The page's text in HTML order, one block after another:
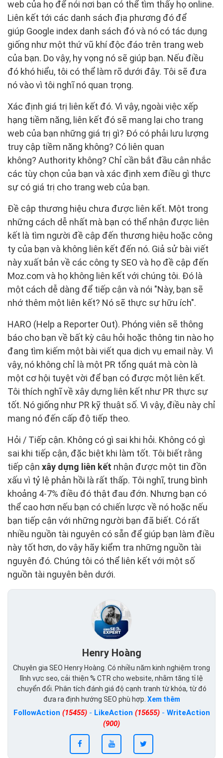
web của họ để nói nơi bạn có thể tìm thấy họ online.
Liên kết tới các danh sách địa phương đó để
giúp Google index danh sách đó và nó có tác dụng
giống như một thứ vũ khí độc đáo trên trang web
của bạn. Do vậy, hy vọng nó sẽ giúp bạn. Nếu điều
đó khó hiểu, tôi có thể làm rõ dưới đây. Tôi sẽ đưa
nó vào vì tôi nghĩ nó quan trọng.
Xác định giá trị liên kết đó. Vì vậy, ngoài việc xếp
hạng tiềm năng, liên kết đó sẽ mang lại cho trang
web của bạn những giá trị gì? Đó có phải lưu lượng
truy cập tiềm năng không? Có liên quan
không? Authority không? Chỉ cần bắt đầu cân nhắc
các tùy chọn của bạn và xác định xem điều gì thực
sự có giá trị cho trang web của bạn.
Đề cập thương hiệu chưa được liên kết. Một trong
những cách dễ nhất mà bạn có thể nhận được liên
kết là tìm người đề cập đến thương hiệu hoặc công
ty của bạn và không liên kết đến nó. Giả sử bài viết
này xuất bản về các công ty SEO và họ đề cập đến
Moz.com và họ không liên kết với chúng tôi. Đó là
một cách dễ dàng để tiếp cận và nói "Này, bạn sẽ
nhớ thêm một liên kết? Nó sẽ thực sự hữu ích".
HARO (Help a Reporter Out). Phóng viên sẽ thông
báo cho bạn về bất kỳ câu hỏi hoặc thông tin nào họ
đang tìm kiếm một bài viết qua dịch vụ email này. Vì
vậy, nó không chỉ là một PR tổng quát mà còn là
một cơ hội tuyệt vời để bạn có được một liên kết.
Tôi thích nghĩ về xây dựng liên kết như PR thực sự
tốt. Nó giống như PR kỹ thuật số. Vì vậy, điều này chỉ
mang nó đến cấp độ tiếp theo.
Hỏi / Tiếp cận. Không có gì sai khi hỏi. Không có gì
sai khi tiếp cận, đặc biệt khi làm tốt. Tôi biết rằng
tiếp cận xây dựng liên kết nhận được một tin đồn
xấu vì tỷ lệ phản hồi là rất thấp. Tôi nghĩ, trung bình
khoảng 4-7% điều đó thật đau đớn. Nhưng bạn có
thể cao hơn nếu bạn có chiến lược về nó hoặc nếu
bạn tiếp cận với những người bạn đã biết. Có rất
nhiều nguồn tài nguyên có sẵn để giúp bạn làm điều
này tốt hơn, do vậy hãy kiểm tra những nguồn tài
nguyên đó. Chúng tôi có thể liên kết với một số
nguồn tài nguyên bên dưới.
Henry Hoàng
Chuyên gia SEO Henry Hoàng. Có nhiều năm kinh nghiệm trong
lĩnh vực seo, cải thiện % CTR cho website, nhằm tăng tỉ lệ
chuyển đổi. Phân tích đánh giá độ cạnh tranh từ khóa, từ đó
đưa ra định hướng SEO phù hợp. Xem thêm
FollowAction (15455)- LikeAction (15655)- WriteAction
(900)